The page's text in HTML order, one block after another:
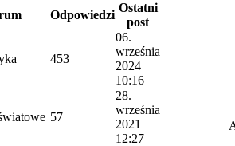
Odpowiedzi
Ostatni
post
453
06.
września
2024
10:16
57
28.
września
2021
12:27